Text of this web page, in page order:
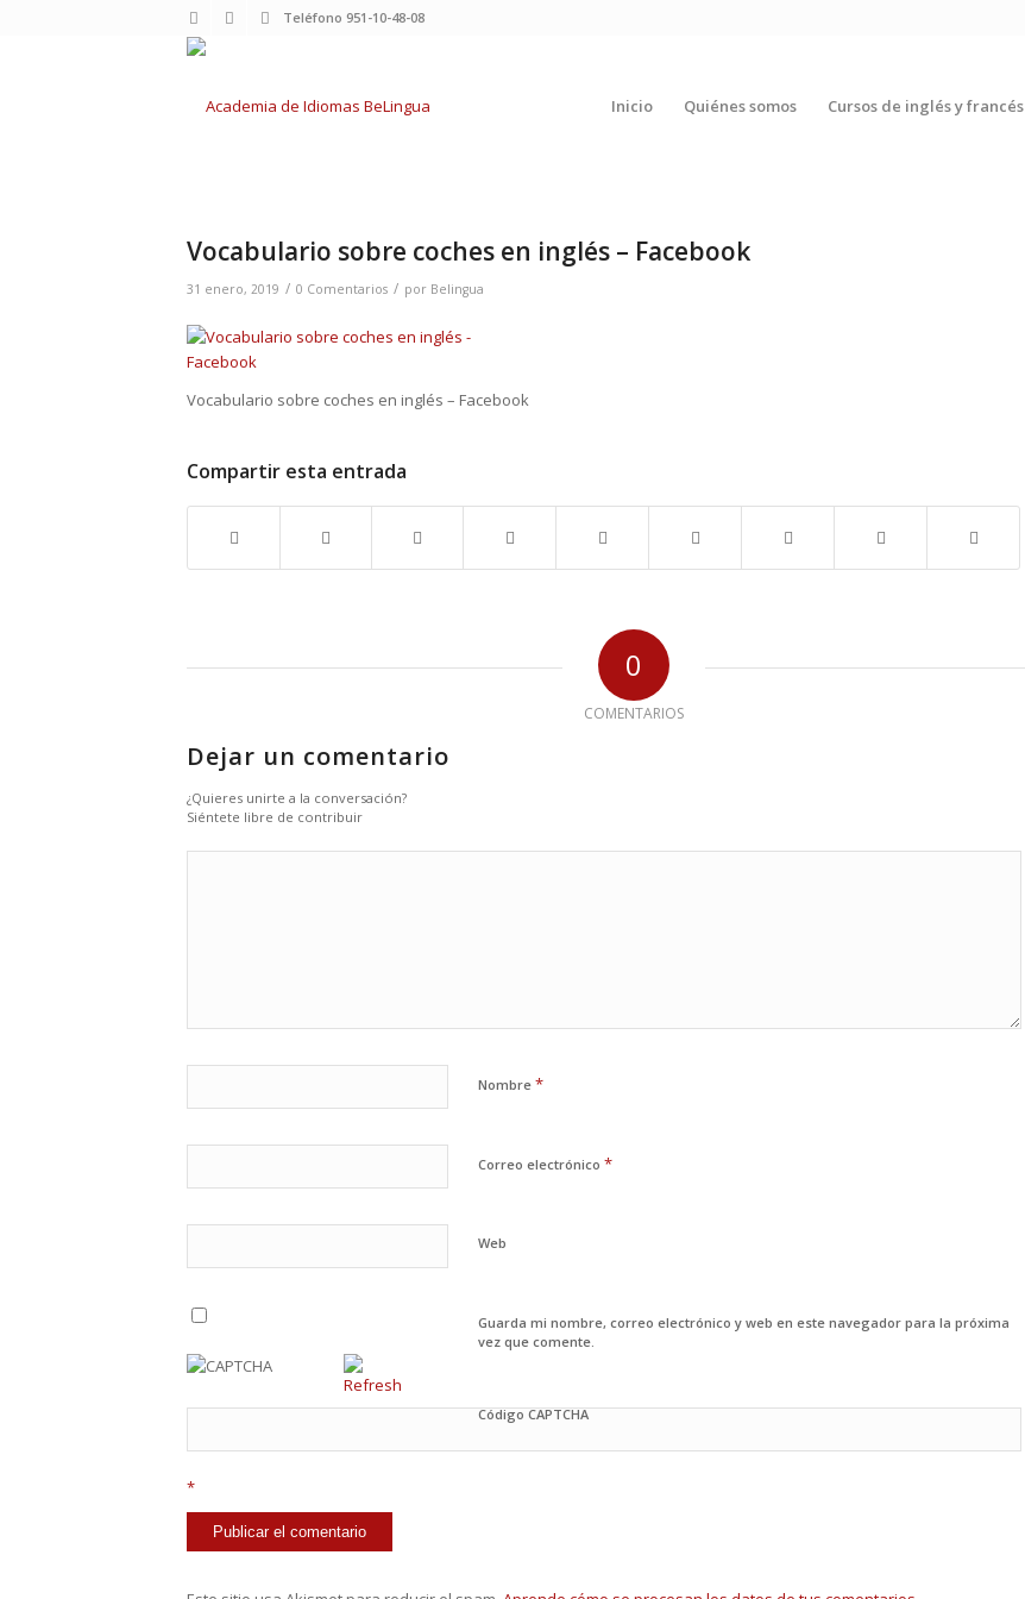
Teléfono 951-10-48-08
Inicio Quiénes somos Cursos de inglés y francés
Vocabulario sobre coches en inglés – Facebook
31 enero, 2019 / 0 Comentarios / por Belingua
Vocabulario sobre coches en inglés – Facebook
Compartir esta entrada
0
COMENTARIOS
Dejar un comentario
¿Quieres unirte a la conversación?
Siéntete libre de contribuir
Nombre *
Correo electrónico *
Web
Guarda mi nombre, correo electrónico y web en este navegador para la próxima
vez que comente.
Código CAPTCHA
*